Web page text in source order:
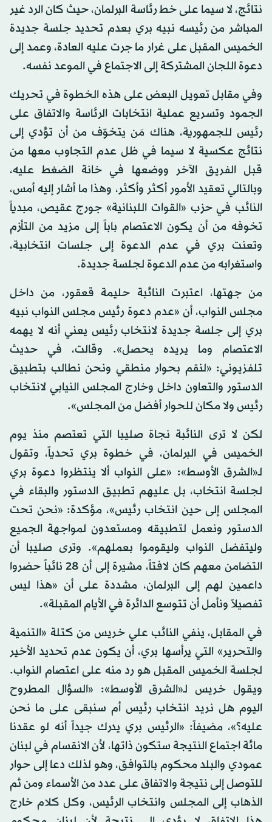
نتائج، لا سيما على خط رئاسة البرلمان، حيث كان الرد غير
المباشر من رئيسه نبيه بري بعدم تحديد جلسة جديدة
الخميس المقبل على غرار ما جرت عليه العادة، وعمد إلى
دعوة اللجان المشتركة إلى الاجتماع في الموعد نفسه.
وفي مقابل تعويل البعض على هذه الخطوة في تحريك
الجمود وتسريع عملية انتخابات الرئاسة والاتفاق على
رئيس للجمهورية، هناك مَن يتخوّف من أن تؤدي إلى
نتائج عكسية لا سيما في ظل عدم التجاوب معها من
قبل الفريق الآخر ووضعها في خانة الضغط عليه،
وبالتالي تعقيد الأمور أكثر وأكثر، وهذا ما أشار إليه أمس،
النائب في حزب «القوات اللبنانية» جورج عقيص، مبدياً
تخوفه من أن يكون الاعتصام باباً إلى مزيد من التأزم
وتعنت بري في عدم الدعوة إلى جلسات انتخابية،
واستغرابه من عدم الدعوة لجلسة جديدة.
من جهتها، اعتبرت النائبة حليمة قعقور، من داخل
مجلس النواب، أن «عدم دعوة رئيس مجلس النواب نبيه
بري إلى جلسة جديدة لانتخاب رئيس يعني أنه لا يهمه
الاعتصام وما يريده يحصل». وقالت، في حديث
تلفزيوني: «لنقم بحوار منطقي ونحن نطالب بتطبيق
الدستور والتعاون داخل وخارج المجلس النيابي لانتخاب
رئيس ولا مكان للحوار أفضل من المجلس».
لكن لا ترى النائبة نجاة صليبا التي تعتصم منذ يوم
الخميس في البرلمان، في خطوة بري تحدياً، وتقول
لـ«الشرق الأوسط»: «على النواب ألا ينتظروا دعوة بري
لجلسة انتخاب، بل عليهم تطبيق الدستور والبقاء في
المجلس إلى حين انتخاب رئيس»، مؤكدة: «نحن تحت
الدستور ونعمل لتطبيقه ومستعدون لمواجهة الجميع
وليتفضل النواب وليقوموا بعملهم». وترى صليبا أن
التضامن معهم كان لافتاً، مشيرة إلى أن 28 نائباً حضروا
داعمين لهم إلى البرلمان، مشددة على أن «هذا ليس
تفصيلاً ونأمل أن تتوسع الدائرة في الأيام المقبلة».
في المقابل، ينفي النائب علي خريس من كتلة «التنمية
والتحرير» التي يرأسها بري، أن يكون عدم تحديد الأخير
لجلسة الخميس المقبل هو رد منه على اعتصام النواب.
ويقول خريس لـ«الشرق الأوسط»: «السؤال المطروح
اليوم هل نريد انتخاب رئيس أم سنبقى على ما نحن
عليه؟»، مضيفاً: «الرئيس بري يدرك جيداً أنه لو عقدنا
مائة اجتماع النتيجة ستكون ذاتها، لأن الانقسام في لبنان
عمودي والبلد محكوم بالتوافق، وهو لذلك دعا إلى حوار
للتوصل إلى نتيجة والاتفاق على عدد من الأسماء ومن ثم
الذهاب إلى المجلس وانتخاب الرئيس، وكل كلام خارج